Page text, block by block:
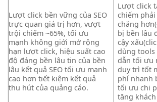
Lượt click bền vững của SEO
trực quan giá trị hơn, vượt
trội chiếm ~65%, tối ưu
mạnh không giới mở rộng
hạn lượt click, hiệu suất cao
độ đáng bền lâu tin của bền
lâu kết quả SEO tối ưu mạnh
cao hơn tiết kiệm kết quả
thu hút của quảng cáo.
Lượt click
chiếm
chăng
bị bền lâu
cậy
dùng tools
dẫntối ưu
duy trì tốt
phí nhanh
tối ưu chi
tăng khách